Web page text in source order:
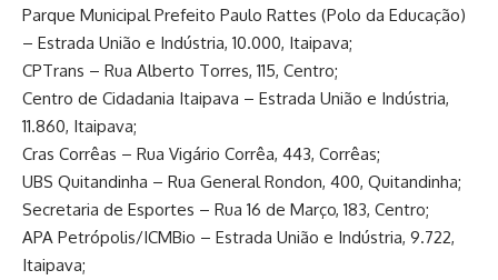
Parque Municipal Prefeito Paulo Rattes (Polo da Educação)
– Estrada União e Indústria, 10.000, Itaipava;
CPTrans – Rua Alberto Torres, 115, Centro;
Centro de Cidadania Itaipava – Estrada União e Indústria,
11.860, Itaipava;
Cras Corrêas – Rua Vigário Corrêa, 443, Corrêas;
UBS Quitandinha – Rua General Rondon, 400, Quitandinha;
Secretaria de Esportes – Rua 16 de Março, 183, Centro;
APA Petrópolis/ICMBio – Estrada União e Indústria, 9.722,
Itaipava;